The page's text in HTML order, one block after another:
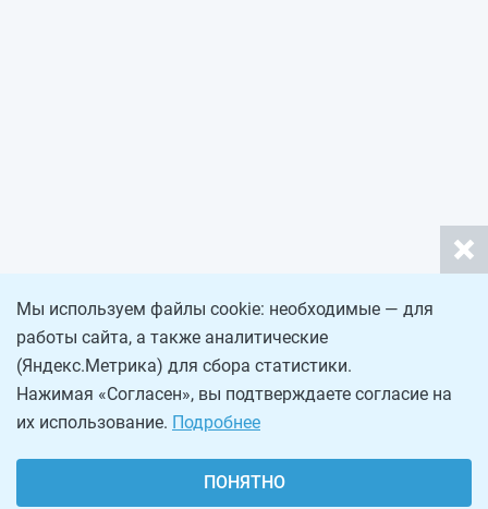
Мы используем файлы cookie: необходимые — для
работы сайта, а также аналитические
(Яндекс.Метрика) для сбора статистики.
Нажимая «Согласен», вы подтверждаете согласие на
их использование. Подробнее
ПОНЯТНО